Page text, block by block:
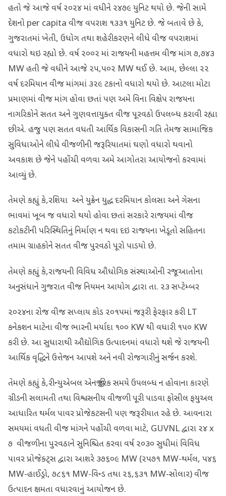
હતો જે આજે વર્ષ ૨૦૨૪ માં વધીને ૨૪૭૯ યુનિટ થયો છે. જેની સામે
દેશનો per capita વીજ વપરાશ ૧૩૩૧ યુનિટ છે. જે બતાવે છે કે,
ગુજરાતમાં ખેતી, ઉધોગ તથા શહેરીકરણને લીધે વીજ વપરાશમાં
વધારો થઇ રહ્યો છે. વર્ષ ૨૦૦૨ માં રાજયની મહત્તમ વીજ માંગ ૭,૭૪૩
MW હતી જે વધીને આજે ૨૫,૫૦૨ MW થઈ છે. આમ, છેલ્લા ૨૨
વર્ષ દરમિયાન વીજ માંગમાં ૩૨૯ ટકાનો વધારો થયો છે. આટલા મોટા
પ્રમાણમાં વીજ માંગ હોવા છતાં પણ અમે વિના વિક્ષેપ રાજયના
નાગરિકોને સતત અને ગુણવત્તાયુક્ત વીજ પૂરવઠો ઉપલબ્ધ કરાવી રહ્યા
છીએ. હજુ પણ સતત વધતી આર્થિક વિકાસની ગતિ તેમજ સામાજિક
સુવિધાઓને લીધે વીજળીની જરૂરિયાતમાં ઘણો વધારો થવાનો
અવકાશ છે જેને પહોંચી વળવા અમે આગોતરા આયોજનો કરવામાં
આવ્યું છે.
તેમણે કહ્યું કે,રશિયા અને યુક્રેન યુદ્ધ દરમિયાન કોલસા અને ગેસના
ભાવમાં ખૂબ જ વધારો થયો હોવા છતાં સરકારે રાજયમાં વીજ
કટોકટીની પરિસ્થિતિનું નિર્માણ ન થવા દઇ રાજયના ખેડૂતો સહિતના
તમામ ગ્રાહકોને સતત વીજ પુરવઠો પૂરો પાડયો છે.
તેમણે કહ્યું કે,રાજયની વિવિધ ઔધોગિક સંસ્થાઓની રજૂઆતોના
અનુસંધાને ગુજરાત વીજ નિયમન આયોગ દ્વારા તા. ૨૩ સપ્ટેમ્બર
૨૦૨૪ના રોજ વીજ સપ્લાય કોડ ૨૦૧૫માં જરૂરી ફેરફાર કરી LT
કનેકશન માટેના વીજ ભારની મર્યાદા ૧૦૦ KW થી વધારી ૧૫૦ KW
કરી છે. આ સુધારાથી ઔદ્યોગિક ઉત્પાદનમાં વધારો થશે જે રાજયની
આર્થિક વૃદ્ધિને ઉત્તેજન આપશે અને નવી રોજગારીનું સર્જન કરશે.
તેમણે કહ્યું કે,રીન્યુએબલ એનર્જી દરેક સમયે ઉપલબ્ધ ન હોવાના કારણે
ગ્રીડની સલામતી તથા વિશ્વસનીય વીજળી પૂરી પાડવા ફોસીલ ફયુઅલ
આધારિત થર્મલ પાવર પ્રોજેકટસની પણ જરૂરીયાત રહે છે. આવનારા
સમયમાં વધતી વીજ માંગને પહોંચી વળવા માટે, GUVNL દ્વારા ૨૪ x
૭ વીજળીના પુરવઠાને સુનિશ્ચિત કરવા વર્ષ ૨૦૩૦ સુધીમાં વિવિધ
પાવર પ્રોજેક્ટ્સ દ્વારા આશરે ૩૭૬૦૯ MW (૨૫૭૧ MW-થર્મલ, ૫૪૬
MW-હાઈડ્રો, ૭૮૬૧ MW-વિન્ડ તથા ૨૬,૬૩૧ MW-સોલાર) વીજ
ઉત્પાદન ક્ષમતા વધારવાનું આયોજન છે.